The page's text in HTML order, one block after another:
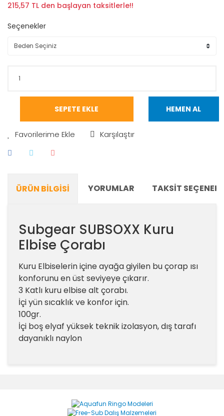
215,57 TL den başlayan taksitlerle!!
Seçenekler
SEPETE EKLE HEMEN AL
Karşılaştır
ÜRÜN BILGISI YORUMLAR TAKSIT
Subgear SUBSOXX Kuru
Elbise Çorabı
Kuru Elbiselerin içine ayağa giyilen bu çorap ısı
konforunu en üst seviyeye çıkarır.
3 Katlı kuru elbise alt çorabı.
İçi yün sıcaklık ve konfor için.
100gr.
İçi boş elyaf yüksek teknik izolasyon, dış tarafı
dayanıklı naylon
Yorum Yaz